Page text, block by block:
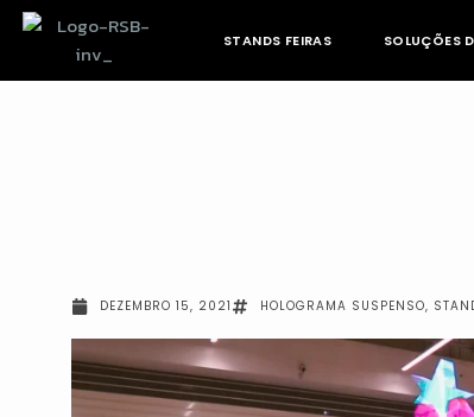
Skip
STANDS FEIRAS SOLUÇÕES
DEZEMBRO 15, 2021 HOLOGRAMA SUSPENSO,